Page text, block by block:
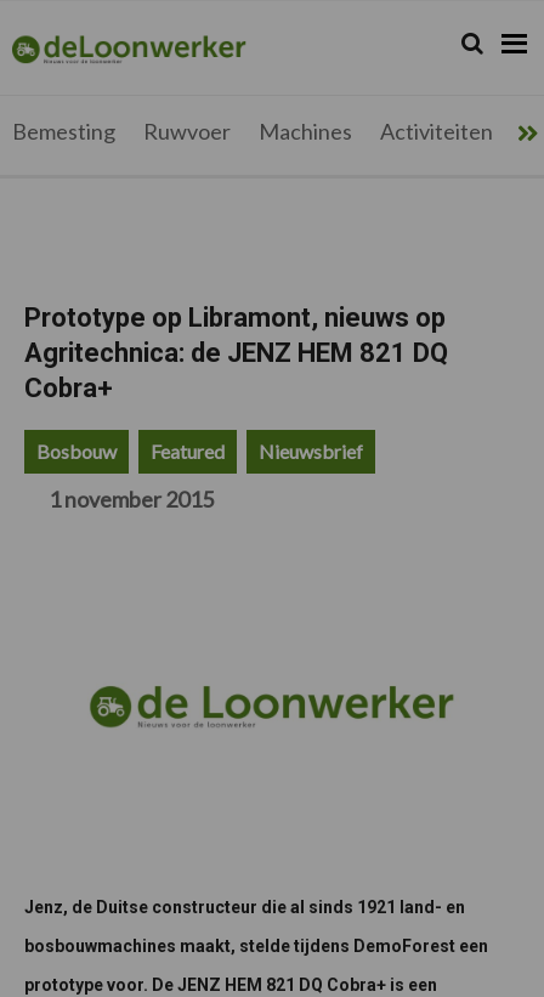
de
hoofdnavigatie
de
hoofd
de
eerste
de
voettekst
deloonwerker.be Zoeken...
Zoek
Bemesting Ruwvoer Machines Activiteiten
Prototype op Libramont, nieuws op
Agritechnica: de JENZ HEM 821 DQ
Cobra+
Bosbouw Featured Nieuwsbrief
1 november 2015
Jenz, de Duitse constructeur die al sinds 1921 land- en
bosbouwmachines maakt, stelde tijdens DemoForest een
prototype voor. De JENZ HEM 821 DQ Cobra+ is een